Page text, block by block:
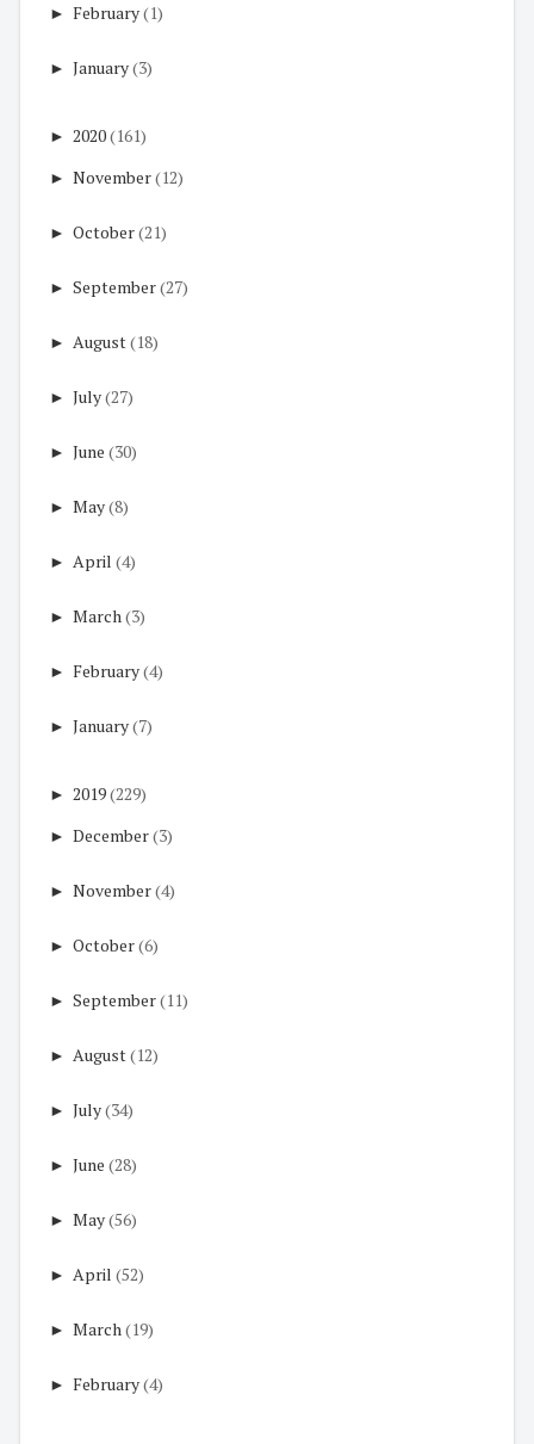
► February(1)
► January(3)
► 2020(161)
► November(12)
► October(21)
► September(27)
► August(18)
► July(27)
► June (30)
► May(8)
► April (4)
► March(3)
► February(4)
► January(7)
► 2019(229)
► December(3)
► November(4)
► October(6)
► September(11)
► August(12)
► July(34)
► June (28)
► May(56)
► April (52)
► March(19)
► February(4)